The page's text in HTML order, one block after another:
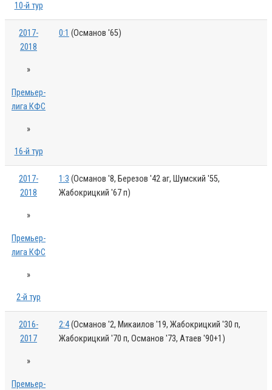
10-й тур
2017-
2018
»
Премьер-
лига КФС
»
16-й тур
0:1 (Османов '65)
2017-
2018
»
Премьер-
лига КФС
»
2-й тур
1:3 (Османов '8, Березов '42 аг, Шумский '55,
Жабокрицкий '67 п)
2016-
2017
»
Премьер-
2:4(Османов '2, Микаилов '19, Жабокрицкий '30 п,
Жабокрицкий '70 п, Османов '73, Атаев '90+1)